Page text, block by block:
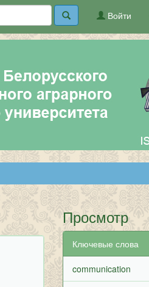
Войти
Просмотр
Ключевые слова
communication